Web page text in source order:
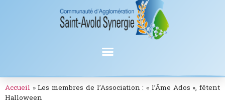
Accueil »Les membres de l’Association : « l’Âme Ados », fêtent
Halloween